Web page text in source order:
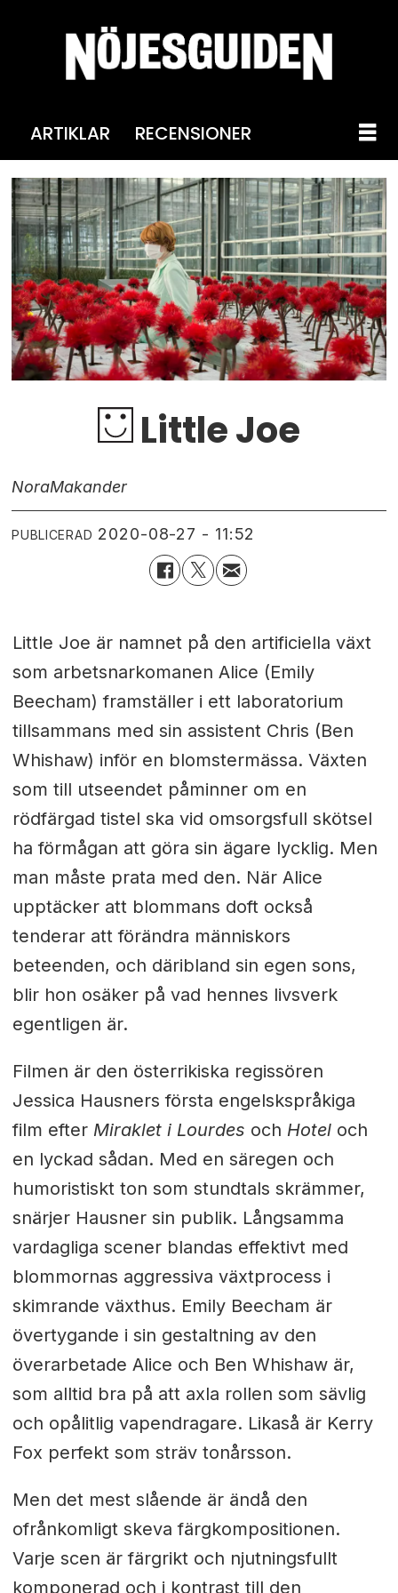
ARTIKLAR RECENSIONER
Little Joe
NoraMakander
PUBLICERAD 2020-08-27 - 11:52
Little Joe är namnet på den artificiella växt
som arbetsnarkomanen Alice (Emily
Beecham) framställer i ett laboratorium
tillsammans med sin assistent Chris (Ben
Whishaw) inför en blomstermässa. Växten
som till utseendet påminner om en
rödfärgad tistel ska vid omsorgsfull skötsel
ha förmågan att göra sin ägare lycklig. Men
man måste prata med den. När Alice
upptäcker att blommans doft också
tenderar att förändra människors
beteenden, och däribland sin egen sons,
blir hon osäker på vad hennes livsverk
egentligen är.
Filmen är den österrikiska regissören
Jessica Hausners första engelskspråkiga
film efter Miraklet i Lourdes och Hoteloch
en lyckad sådan. Med en säregen och
humoristiskt ton som stundtals skrämmer,
snärjer Hausner sin publik. Långsamma
vardagliga scener blandas effektivt med
blommornas aggressiva växtprocess i
skimrande växthus. Emily Beecham är
övertygande i sin gestaltning av den
överarbetade Alice och Ben Whishaw är,
som alltid bra på att axla rollen som sävlig
och opålitlig vapendragare. Likaså är Kerry
Fox perfekt som sträv tonårsson.
Men det mest slående är ändå den
ofrånkomligt skeva färgkompositionen.
Varje scen är färgrikt och njutningsfullt
komponerad och i kontrast till den